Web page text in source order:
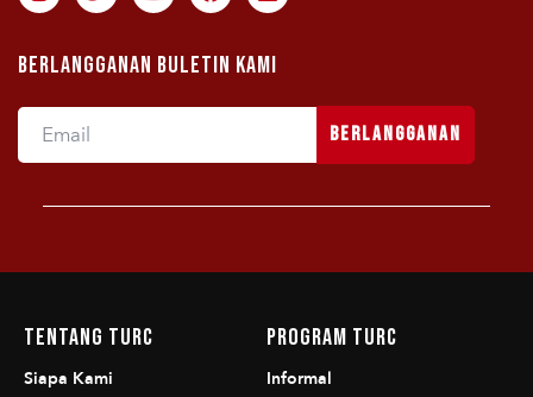
Berlangganan Buletin Kami
Berlangganan
Tentang TURC
Siapa Kami
Program TURC
Informal